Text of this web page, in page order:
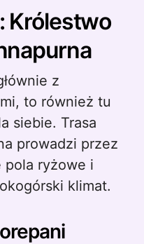
Królestwo
z
to również tu
siebie. Trasa
prowadzi przez
pola ryżowe i
klimat.